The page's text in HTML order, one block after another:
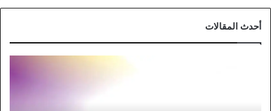
أحدث المقالات